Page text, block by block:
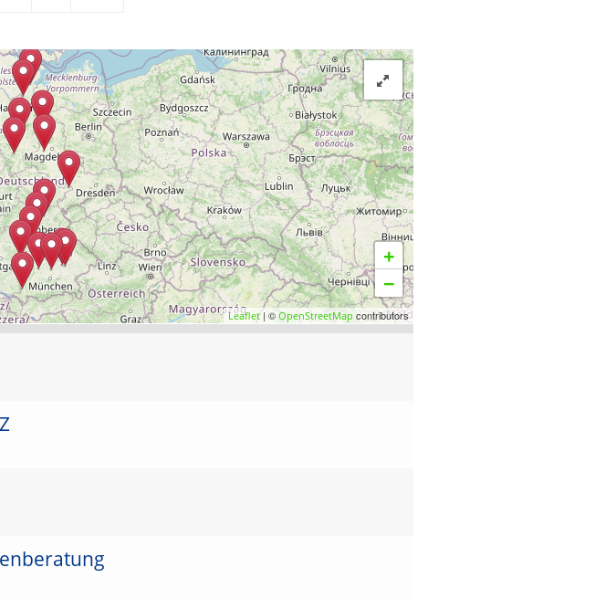
+
−
Leaflet | © OpenStreetMap contributors